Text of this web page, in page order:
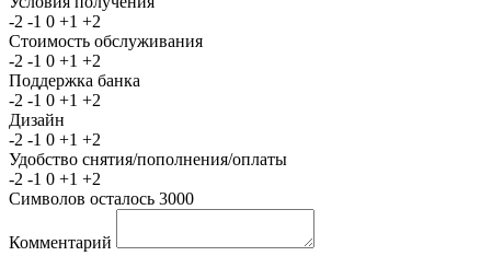
-2 -1 0 +1 +2
Стоимость обслуживания
-2 -1 0 +1 +2
Поддержка банка
-2 -1 0 +1 +2
Дизайн
-2 -1 0 +1 +2
Удобство снятия/пополнения/оплаты
-2 -1 0 +1 +2
Символов осталось 3000
Комментарий